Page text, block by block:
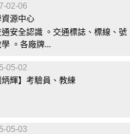
02-06
源中心
通安全認識 。交通標誌、標線、號
。各廠牌...
05-02
炳輝】考驗員、教練
05-03